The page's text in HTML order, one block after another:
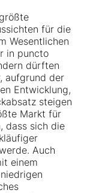
für die
Wesentlichen
in puncto
dürften
aufgrund der
Entwicklung,
steigen
Markt für
dass sich die
Auch
einem